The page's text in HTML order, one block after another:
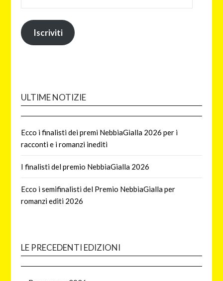
Iscriviti
ULTIME NOTIZIE
Ecco i finalisti dei premi NebbiaGialla 2026 per i
racconti e i romanzi inediti
I finalisti del premio NebbiaGialla 2026
Ecco i semifinalisti del Premio NebbiaGialla per
romanzi editi 2026
LE PRECEDENTI EDIZIONI